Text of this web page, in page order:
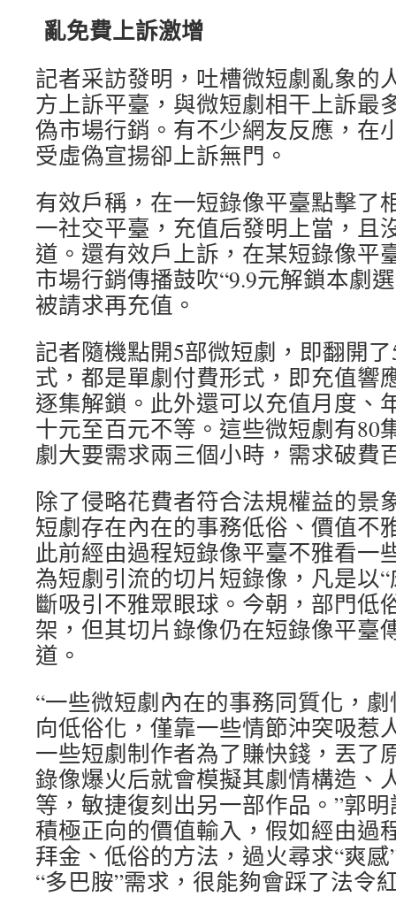
亂免費上訴激增
記者采訪發明，吐槽微短劇亂象的
方上訴平臺，與微短劇相干上訴最
偽市場行銷。有不少網友反應，在
受虛偽宣揚卻上訴無門。
有效戶稱，在一短錄像平臺點擊了
一社交平臺，充值后發明上當，且
道。還有效戶上訴，在某短錄像平
市場行銷傳播鼓吹“9.9元解鎖本劇
被請求再充值。
記者隨機點開5部微短劇，即翻開
式，都是單劇付費形式，即充值響
逐集解鎖。此外還可以充值月度、
十元至百元不等。這些微短劇有80
劇大要需求兩三個小時，需求破費
除了侵略花費者符合法規權益的景
短劇存在內在的事務低俗、價值不
此前經由過程短錄像平臺不雅看一
為短劇引流的切片短錄像，凡是以“
斷吸引不雅眾眼球。今朝，部門低
架，但其切片錄像仍在短錄像平臺
道。
“一些微短劇內在的事務同質化，
向低俗化，僅靠一些情節沖突吸惹
一些短劇制作者為了賺快錢，丟了
錄像爆火后就會模擬其劇情構造、
等，敏捷復刻出另一部作品。”郭
積極正向的價值輸入，假如經由過
拜金、低俗的方法，過火尋求“爽
“多巴胺”需求，很能夠會踩了法令